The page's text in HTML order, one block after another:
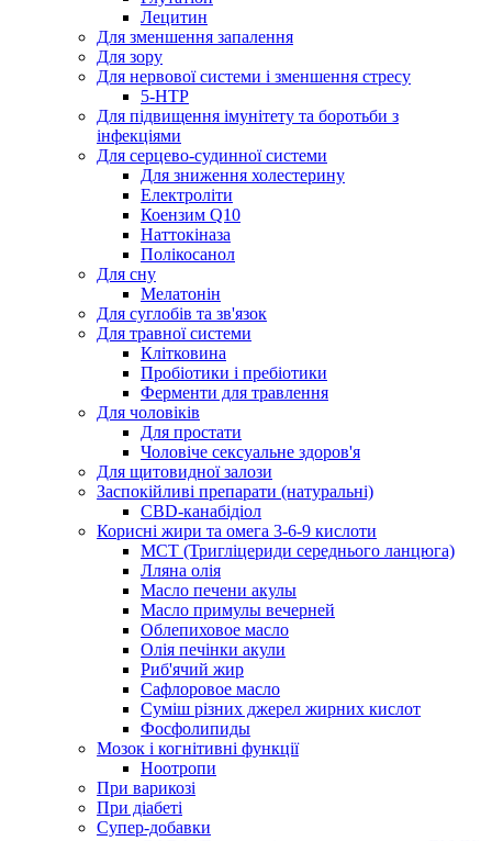
Лецитин
Для зменшення запалення
Для зору
Для нервової системи і зменшення стресу
5-HTP
Для підвищення імунітету та боротьби з
інфекціями
Для серцево-судинної системи
Для зниження холестерину
Електроліти
Коензим Q10
Наттокіназа
Полікосанол
Для сну
Мелатонін
Для суглобів та зв'язок
Для травної системи
Клітковина
Пробіотики і пребіотики
Ферменти для травлення
Для чоловіків
Для простати
Чоловіче сексуальне здоров'я
Для щитовидної залози
Заспокійливі препарати (натуральні)
CBD-канабідіол
Корисні жири та омега 3-6-9 кислоти
MCT (Тригліцериди середнього ланцюга)
Лляна олія
Масло печени акулы
Масло примулы вечерней
Облепиховое масло
Олія печінки акули
Риб'ячий жир
Сафлоровое масло
Суміш різних джерел жирних кислот
Фосфолипиды
Мозок і когнітивні функції
Ноотропи
При варикозі
При діабеті
Супер-добавки